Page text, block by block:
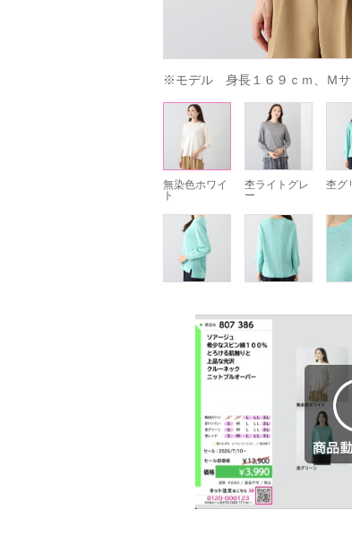
※モデル　身長１６９ｃｍ、Ｍサ
無染色ホワイ
ト
杢ライトグレ
ー
杢グ
商品